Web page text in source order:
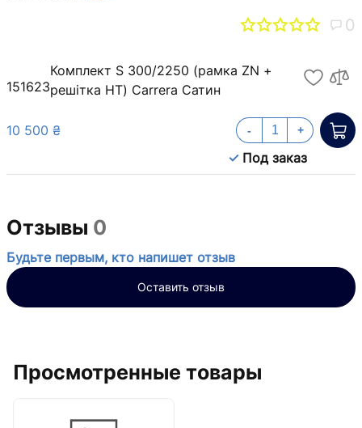
0
151623
Комплект S 300/2250 (рамка ZN +
решітка НТ) Carrera Сатин
10 500 ₴
Под заказ
- +
Отзывы 0
Будьте первым, кто напишет отзыв
Оставить отзыв
Просмотренные товары